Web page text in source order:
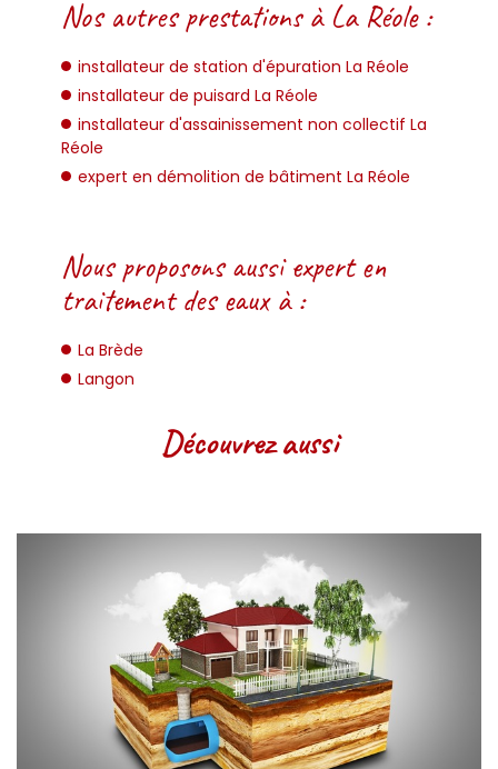
Nos autres prestations à La Réole :
installateur de station d'épuration La Réole
installateur de puisard La Réole
installateur d'assainissement non collectif La
Réole
expert en démolition de bâtiment La Réole
Nous proposons aussi expert en
traitement des eaux à :
La Brède
Langon
Découvrez aussi